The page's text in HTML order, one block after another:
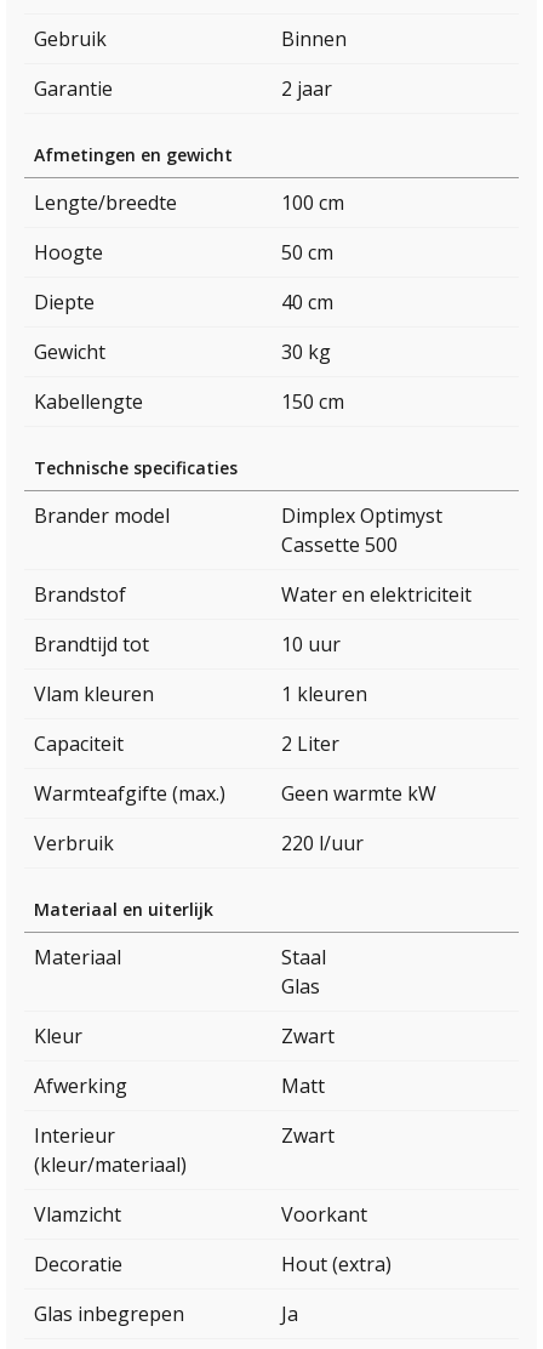
Gebruik
Binnen
Garantie
2 jaar
Afmetingen en gewicht
Lengte/breedte
100 cm
Hoogte
50 cm
Diepte
40 cm
Gewicht
30 kg
Kabellengte
150 cm
Technische specificaties
Brander model
Dimplex Optimyst
Cassette 500
Brandstof
Water en elektriciteit
Brandtijd tot
10 uur
Vlam kleuren
1 kleuren
Capaciteit
2 Liter
Warmteafgifte (max.)
Geen warmte kW
Verbruik
220 l/uur
Materiaal en uiterlijk
Materiaal
Staal
Glas
Kleur
Zwart
Afwerking
Matt
Interieur
(kleur/materiaal)
Zwart
Vlamzicht
Voorkant
Decoratie
Hout (extra)
Glas inbegrepen
Ja